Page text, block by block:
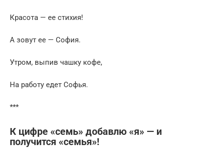
Красота — ее стихия!
А зовут ее — София.
Утром, выпив чашку кофе,
На работу едет Софья.
***
К цифре «семь» добавлю «я» — и
получится «семья»!